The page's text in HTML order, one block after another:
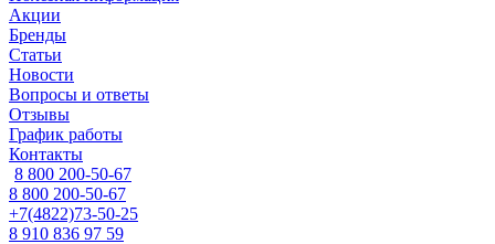
Акции
Бренды
Статьи
Новости
Вопросы и ответы
Отзывы
График работы
Контакты
8 800 200-50-67
8 800 200-50-67
+7(4822)73-50-25
8 910 836 97 59